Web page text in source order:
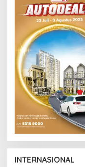
INTERNASIONAL